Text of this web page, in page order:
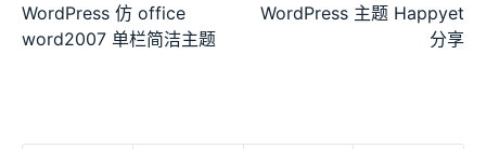
WordPress 仿 office
word2007 单栏简洁主题
WordPress 主题 Happyet
分享